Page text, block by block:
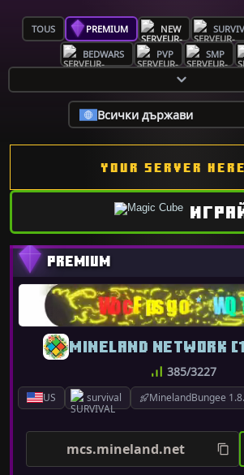
TOUS PREMIUM NEW
BEDWARS PVP SMP
Всички държави
YOUR SERVER
US survival MinelandBungee
MINELAND NETWORK
385/3227
mcs.mineland.net